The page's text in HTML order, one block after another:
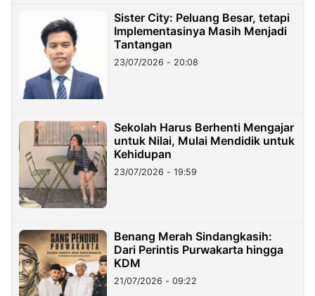
Sister City: Peluang Besar, tetapi
Implementasinya Masih Menjadi
Tantangan
23/07/2026 - 20:08
Sekolah Harus Berhenti Mengajar
untuk Nilai, Mulai Mendidik untuk
Kehidupan
23/07/2026 - 19:59
Benang Merah Sindangkasih:
Dari Perintis Purwakarta hingga
KDM
21/07/2026 - 09:22